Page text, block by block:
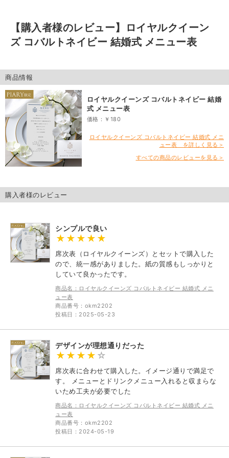
【購入者様のレビュー】
ロイヤルクイーン
ズ コバルトネイビー 結婚式 メニュー表
商品情報
ロイヤルクイーンズ コバルトネイビー 結婚
式 メニュー表
価格：￥180
ロイヤルクイーンズ コバルトネイビー 結婚式 メニ
ュー表 を詳しく見る＞
すべての商品のレビューを見る＞
購入者様のレビュー
シンプルで良い
席次表（ロイヤルクイーンズ）とセットで購入した
ので、統一感がありました。紙の質感もしっかりと
していて良かったです。
商品名：ロイヤルクイーンズ コバルトネイビー 結婚式 メニ
ュー表
商品番号：okm2202
投稿日：2025-05-23
デザインが理想通りだった
席次表に合わせて購入した。イメージ通りで満足で
す。 メニューとドリンクメニュー入れると収まらな
いため工夫が必要でした
商品名：ロイヤルクイーンズ コバルトネイビー 結婚式 メニ
ュー表
商品番号：okm2202
投稿日：2024-05-19